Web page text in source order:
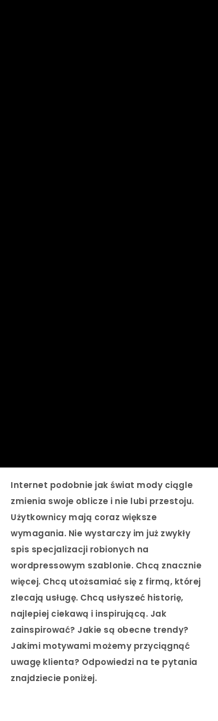
Internet podobnie jak świat mody ciągle
zmienia swoje oblicze i nie lubi przestoju.
Użytkownicy mają coraz większe
wymagania. Nie wystarczy im już zwykły
spis specjalizacji robionych na
wordpressowym szablonie. Chcą znacznie
więcej. Chcą utożsamiać się z firmą, której
zlecają usługę. Chcą usłyszeć historię,
najlepiej ciekawą i inspirującą. Jak
zainspirować? Jakie są obecne trendy?
Jakimi motywami możemy przyciągnąć
uwagę klienta? Odpowiedzi na te pytania
znajdziecie poniżej.